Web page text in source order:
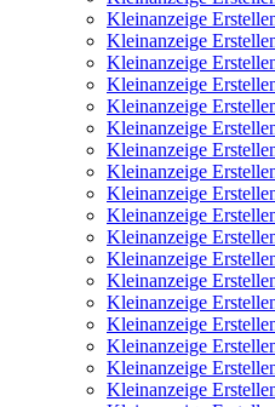
Kleinanzeige
Kleinanzeige
Kleinanzeige
Kleinanzeige
Kleinanzeige
Kleinanzeige
Kleinanzeige
Kleinanzeige
Kleinanzeige
Kleinanzeige
Kleinanzeige
Kleinanzeige
Kleinanzeige
Kleinanzeige
Kleinanzeige
Kleinanzeige
Kleinanzeige
Kleinanzeige